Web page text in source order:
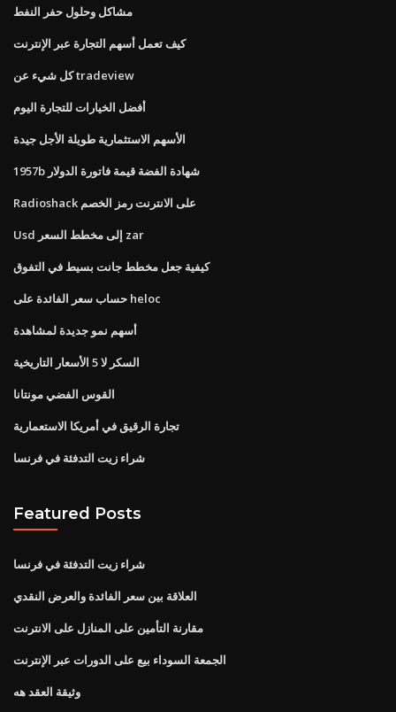
مشاكل وحلول حفر النفط
كيف تعمل أسهم التجارة عبر الإنترنت
كل شيء عن tradeview
أفضل الخيارات للتجارة اليوم
الأسهم الاستثمارية طويلة الأجل جيدة
1957b شهادة الفضة قيمة فاتورة الدولار
Radioshack على الانترنت رمز الخصم
Usd إلى مخطط السعر zar
كيفية جعل مخطط جانت بسيط في التفوق
حساب سعر الفائدة على heloc
أسهم نمو جديدة لمشاهدة
السكر لا 5 الأسعار التاريخية
القوس الفضي مونتانا
تجارة الرقيق في أمريكا الاستعمارية
شراء زيت التدفئة في فرنسا
Featured Posts
شراء زيت التدفئة في فرنسا
العلاقة بين سعر الفائدة والعرض النقدي
مقارنة التأمين على المنازل على الانترنت
الجمعة السوداء بيع على الدورات عبر الإنترنت
وثيقة العقد هه